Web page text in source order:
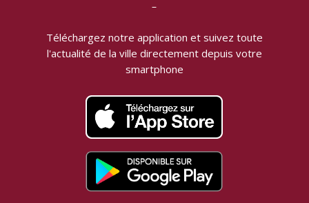
‾
Téléchargez notre application et suivez toute
l'actualité de la ville directement depuis votre
smartphone